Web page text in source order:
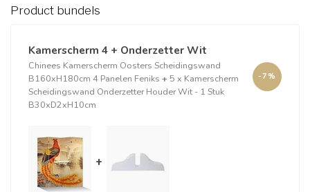
Product bundels
Kamerscherm 4 + Onderzetter Wit
Chinees Kamerscherm Oosters Scheidingswand
B160xH180cm 4 Panelen Feniks + 5 x Kamerscherm
Scheidingswand Onderzetter Houder Wit - 1 Stuk
B30xD2xH10cm
-7%
+